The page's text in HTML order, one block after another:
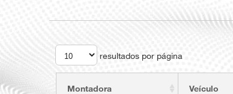
resultados por página
Montadora Veículo